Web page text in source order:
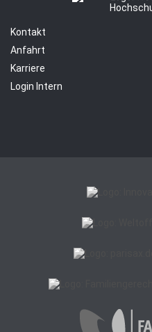
Kontakt
Anfahrt
Karriere
Login Intern